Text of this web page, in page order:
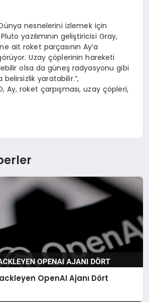
Dünya nesnelerini izlemek için
yazılımının geliştiricisi Gray,
ait roket parçasının Ay’a
Uzay çöplerinin hareketi
olsa da güneş radyasyonu gibi
yaratabilir.”,
Ay, roket çarpışması, uzay çöpleri,
OpenAI Ajanı Dört